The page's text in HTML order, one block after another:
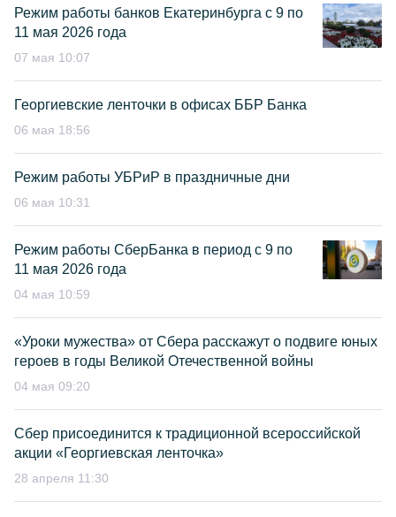
Режим работы банков Екатеринбурга с 9 по
11 мая 2026 года
07 мая 10:07
Георгиевские ленточки в офисах ББР Банка
06 мая 18:56
Режим работы УБРиР в праздничные дни
06 мая 10:31
Режим работы СберБанка в период с 9 по
11 мая 2026 года
04 мая 10:59
«Уроки мужества» от Сбера расскажут о подвиге юных
героев в годы Великой Отечественной войны
04 мая 09:20
Сбер присоединится к традиционной всероссийской
акции «Георгиевская ленточка»
28 апреля 11:30